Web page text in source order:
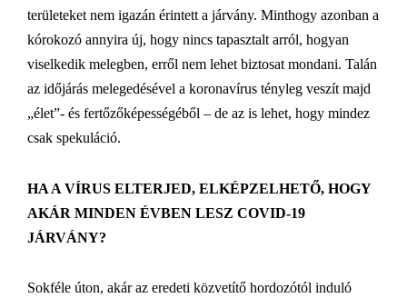
területeket nem igazán érintett a járvány. Minthogy azonban a
kórokozó annyira új, hogy nincs tapasztalt arról, hogyan
viselkedik melegben, erről nem lehet biztosat mondani. Talán
az időjárás melegedésével a koronavírus tényleg veszít majd
„élet”- és fertőzőképességéből – de az is lehet, hogy mindez
csak spekuláció.
HA A VÍRUS ELTERJED, ELKÉPZELHETŐ, HOGY
AKÁR MINDEN ÉVBEN LESZ COVID-19
JÁRVÁNY?
Sokféle úton, akár az eredeti közvetítő hordozótól induló